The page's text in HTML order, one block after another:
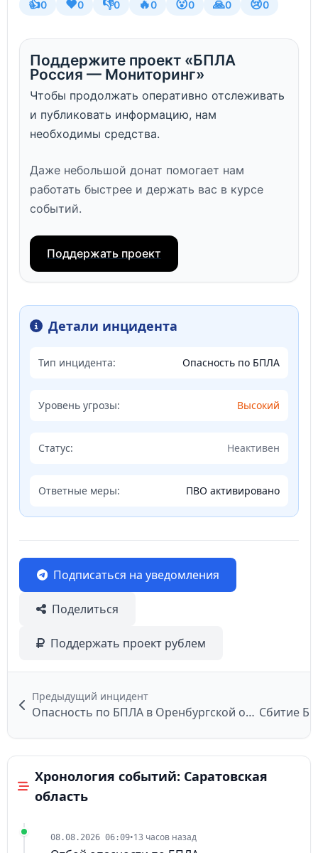
👍0 ❤️0 👎0 🔥0 😮0 🙏0 😢0
Поддержите проект «БПЛА
Россия — Мониторинг»
Чтобы продолжать оперативно отслеживать
и публиковать информацию, нам
необходимы средства.
Даже небольшой донат помогает нам
работать быстрее и держать вас в курсе
событий.
Поддержать проект
Детали инцидента
Тип инцидента: Опасность по БПЛА
Уровень угрозы: Высокий
Статус: Неактивен
Ответные меры: ПВО активировано
Подписаться на уведомления
Поделиться
Поддержать проект рублем
Предыдущий инцидент
Опасность по БПЛА в Оренбургской области Сбитие
Хронология событий: Саратовская
область
08.08.2026 06:09•13 часов назад